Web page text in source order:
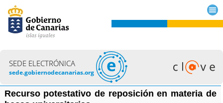
SEDE ELECTRÓNICA
sede.gobiernodecanarias.org
Recurso potestativo de reposición en materia de